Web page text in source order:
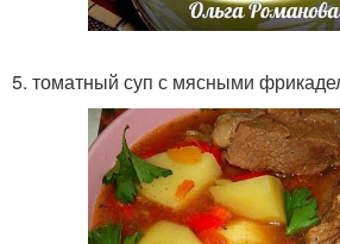
5. томатный суп с мясными